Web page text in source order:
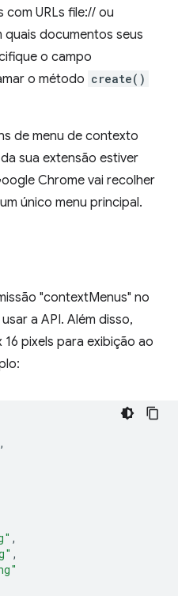
URLs file:// ou
documentos seus
o campo
o método create()
de menu de contexto
sua extensão estiver
Chrome vai recolher
único menu principal.
"contextMenus" no
a API. Além disso,
pixels para exibição ao
,
,
,